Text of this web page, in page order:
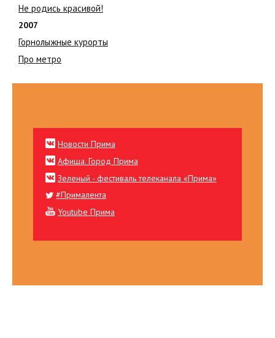
Не родись красивой!
2007
Горнолыжные курорты
Про метро
Новости Прима
Афиша. Город Прима
Зеленый - фестиваль телеканала «Прима»
#Прималента
Youtube Прима